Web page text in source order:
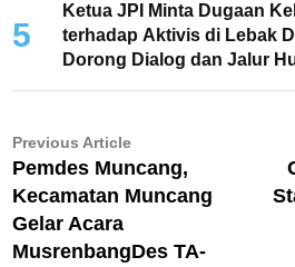
5
Ketua JPI Minta Dugaan
terhadap Aktivis di Lebak
Dorong Dialog dan Jalur
Navigasi
pos
Previous ArticlePrevious
article:
Pemdes Muncang,
Kecamatan Muncang
Gelar Acara
MusrenbangDes TA-